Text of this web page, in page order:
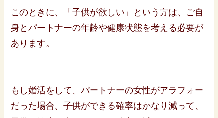
このときに、「子供が欲しい」という方は、ご自
身とパートナーの年齢や健康状態を考える必要が
あります。
もし婚活をして、パートナーの女性がアラフォー
だった場合、子供ができる確率はかなり減って、